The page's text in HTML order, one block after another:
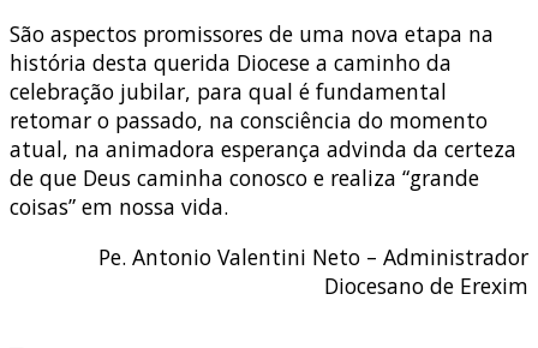
São aspectos promissores de uma nova etapa na
história desta querida Diocese a caminho da
celebração jubilar, para qual é fundamental
retomar o passado, na consciência do momento
atual, na animadora esperança advinda da certeza
de que Deus caminha conosco e realiza “grande
coisas” em nossa vida.
Pe. Antonio Valentini Neto – Administrador
Diocesano de Erexim